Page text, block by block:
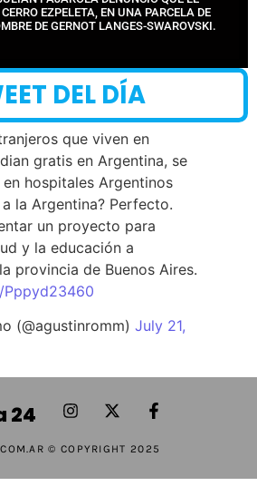
EZPELETA, EN UNA PARCELA DE
DE GERNOT LANGES-SWAROVSKI.
DEL DÍA
que viven en
gratis en Argentina, se
hospitales Argentinos
la Argentina? Perfecto.
un proyecto para
y la educación a
provincia de Buenos Aires.
(@agustinromm) July 21,
24
© COPYRIGHT 2025